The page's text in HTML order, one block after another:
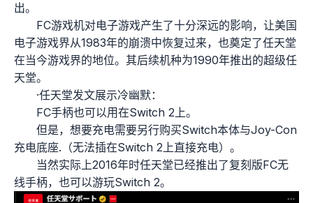
出。
FC游戏机对电子游戏产生了十分深远的影响，让美国
电子游戏界从1983年的崩溃中恢复过来，也奠定了任天堂
在当今游戏界的地位。其后续机种为1990年推出的超级任
天堂。
·任天堂发文展示冷幽默：
FC手柄也可以用在Switch 2上。
但是，想要充电需要另行购买Switch本体与Joy-Con
充电底座.（无法插在Switch 2上直接充电）。
当然实际上2016年时任天堂已经推出了复刻版FC无
线手柄，也可以游玩Switch 2。